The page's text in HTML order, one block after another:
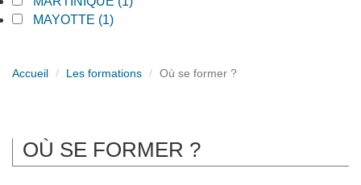
Apply MAYOTTE filter
MAYOTTE (1)
Apply MAYOTTE filter
Accueil Les formations Où se former ?
OÙ SE FORMER ?